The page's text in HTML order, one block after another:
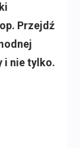
Przejdź
i nie tylko.